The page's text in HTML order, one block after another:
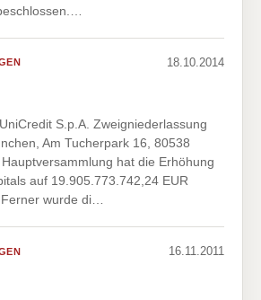
18.10.2014
S.p.A. Zweigniederlassung
Am Tucherpark 16, 80538
hat die Erhöhung
auf 19.905.773.742,24 EUR
wurde di…
16.11.2011